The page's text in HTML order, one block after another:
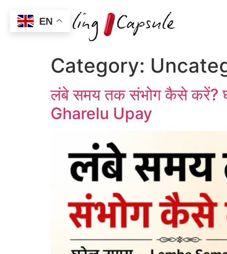
Category:
लंबे समय तक संभोग कैसे करें?
Gharelu Upay
EN